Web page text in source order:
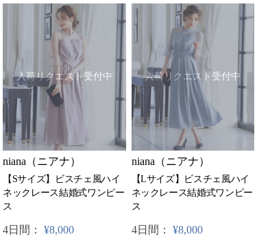
入荷リクエスト受付中
niana（ニアナ）
【Sサイズ】ビスチェ風ハイ
ネックレース結婚式ワンピー
ス
4日間： ¥8,000
入荷リクエスト受付中
niana（ニアナ）
【Lサイズ】ビスチェ風ハイ
ネックレース結婚式ワンピー
ス
4日間： ¥8,000